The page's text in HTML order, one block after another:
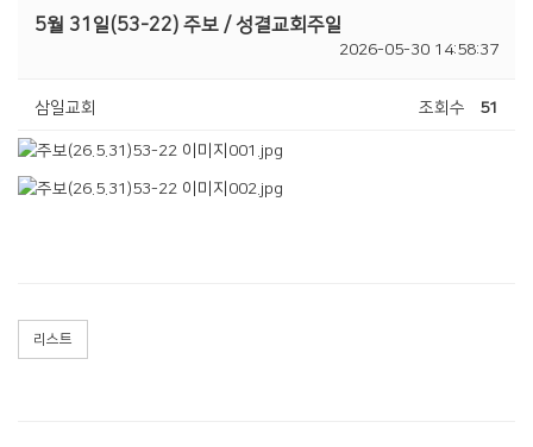
5월 31일(53-22) 주보 / 성결교회주일
2026-05-30 14:58:37
삼일교회 조회수 51
리스트